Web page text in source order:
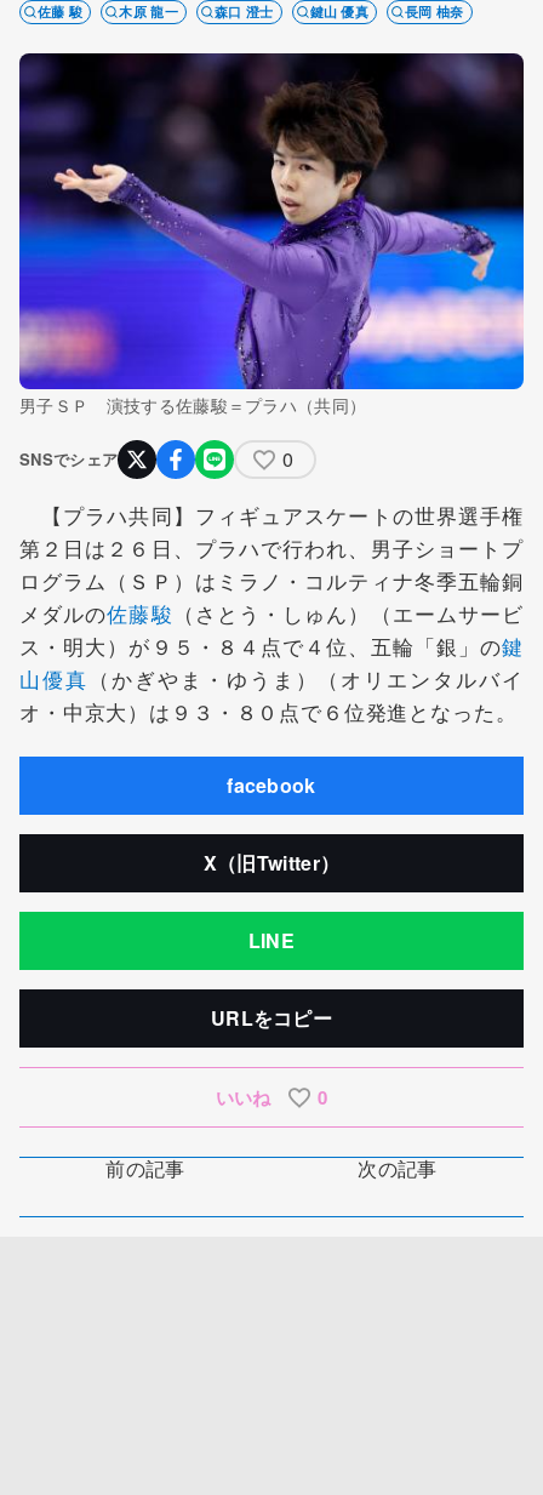
佐藤 駿
木原 龍一 森口 澄士 鍵山 優真 長岡 柚奈
男子ＳＰ 演技する佐藤駿＝プラハ（共同）
SNSでシェア 0
【プラハ共同】フィギュアスケートの世界選手権
第２日は２６日、プラハで行われ、男子ショートプ
ログラム（ＳＰ）はミラノ・コルティナ冬季五輪銅
メダルの佐藤駿 （さとう・しゅん）（エームサービ
ス・明大）が９５・８４点で４位、五輪「銀」の鍵
山優真 （かぎやま・ゆうま）（オリエンタルバイ
オ・中京大）は９３・８０点で６位発進となった。
facebook
X（旧Twitter）
LINE
URLをコピー
いいね 0
前の記事 次の記事